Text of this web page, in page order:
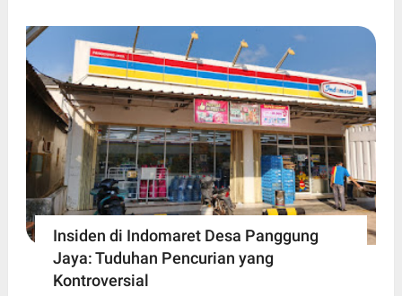
Insiden di Indomaret Desa Panggung
Jaya: Tuduhan Pencurian yang
Kontroversial